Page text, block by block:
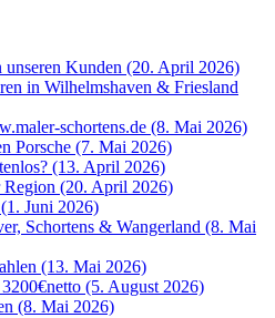
unseren Kunden (20. April 2026)
in Wilhelmshaven & Friesland
schortens.de (8. Mai 2026)
Porsche (7. Mai 2026)
(13. April 2026)
Region (20. April 2026)
Juni 2026)
Schortens & Wangerland (8. Mai
(13. Mai 2026)
(5. August 2026)
(8. Mai 2026)